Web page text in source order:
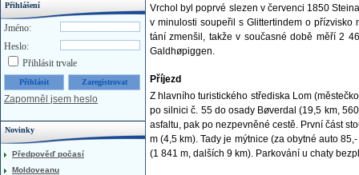
Vrchol byl poprvé slezen v červenci 1850
v minulosti soupeřil s Glittertindem o
tání zmenšil, takže v současné době měří 2
Galdhøpiggen.
Příjezd
Z hlavního turistického střediska Lom
po silnici č. 55 do osady Bøverdal (19,5 km,
asfaltu, pak po nezpevněné cestě. První část
m (4,5 km). Tady je mýtnice (za obytné auto
(1 841 m, dalších 9 km). Parkování u chaty
Přihlášení
Jméno:
Heslo:
Přihlásit trvale
Zapomněl jsem heslo
Novinky
Předpověď počasí
Moldoveanu